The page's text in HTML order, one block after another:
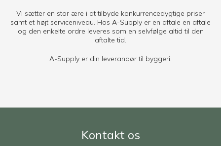
Vi sætter en stor ære i at tilbyde konkurrencedygtige priser
samt et højt serviceniveau. Hos A-Supply er en aftale en aftale
og den enkelte ordre leveres som en selvfølge altid til den
aftalte tid.
A-Supply er din leverandør til byggeri.
Kontakt os